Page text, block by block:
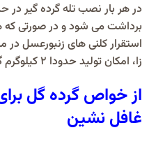
برداشت می شود و در صورتی که
استقرار کلنی های زنبورعسل در
زا، امکان تولید حدودا 2 کیلوگرم گرده گل وجود دارد.
از خواص گرده گل
غافل نشین